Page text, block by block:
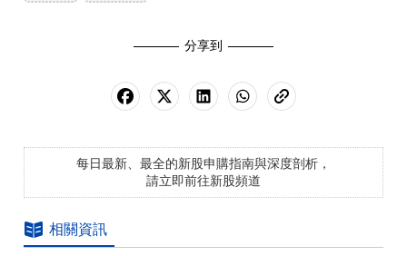
分享到
每日最新、最全的新股申購指南與深度剖析，
請立即前往新股頻道
相關資訊